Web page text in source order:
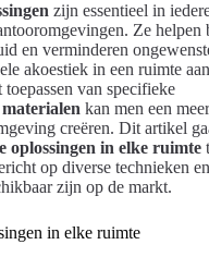
zijn essentieel in
Ze helpen
en verminderen
akoestiek in een ruimte
van specifieke
kan men een
creëren. Dit artikel
oplossingen in elke ruimte
op diverse technieken
zijn op de markt.
in elke ruimte